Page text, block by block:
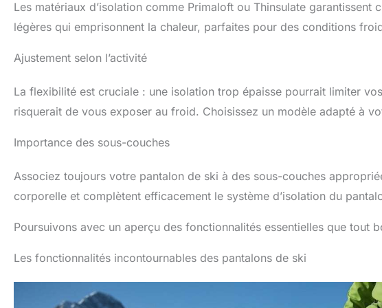
Les matériaux d’isolation comme Primaloft ou Thinsulate
légères qui emprisonnent la chaleur, parfaites pour des conditions
Ajustement selon l’activité
La flexibilité est cruciale : une isolation trop épaisse pourrait limiter
risquerait de vous exposer au froid. Choisissez un modèle adapté à
Importance des sous-couches
Associez toujours votre pantalon de ski à des sous-couches
corporelle et complètent efficacement le système d’isolation du
Poursuivons avec un aperçu des fonctionnalités essentielles que tout
Les fonctionnalités incontournables des pantalons de ski